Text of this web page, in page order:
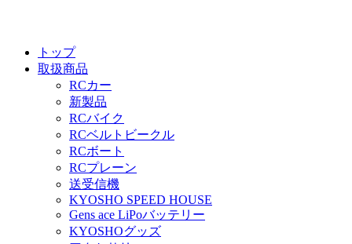
トップ
取扱商品
RCカー
新製品
RCバイク
RCベルトビークル
RCボート
RCプレーン
送受信機
KYOSHO SPEED HOUSE
Gens ace LiPoバッテリー
KYOSHOグッズ